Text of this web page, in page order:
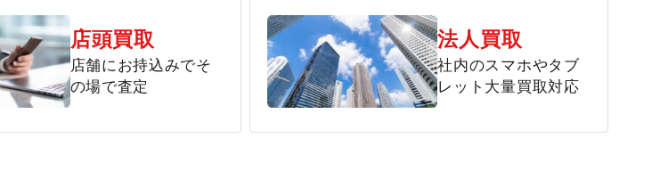
店頭買取
店舗にお持込みでそ
の場で査定
法人買取
社内のスマホやタブ
レット大量買取対応